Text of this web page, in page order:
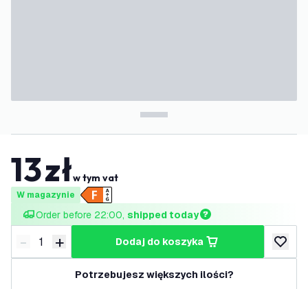
13złw tym vat
W magazynie
Order before 22:00, shipped today
Zmniejsz ilość
- Zwiększ ilość
+ dodaj do koszyka
dodaj
Potrzebujesz większych ilości?